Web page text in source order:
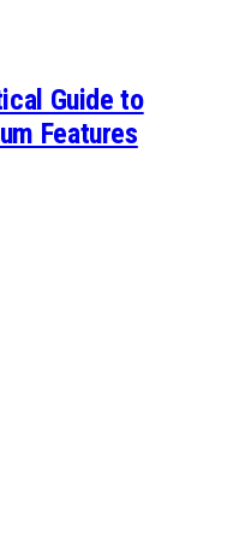
Guide to
Features